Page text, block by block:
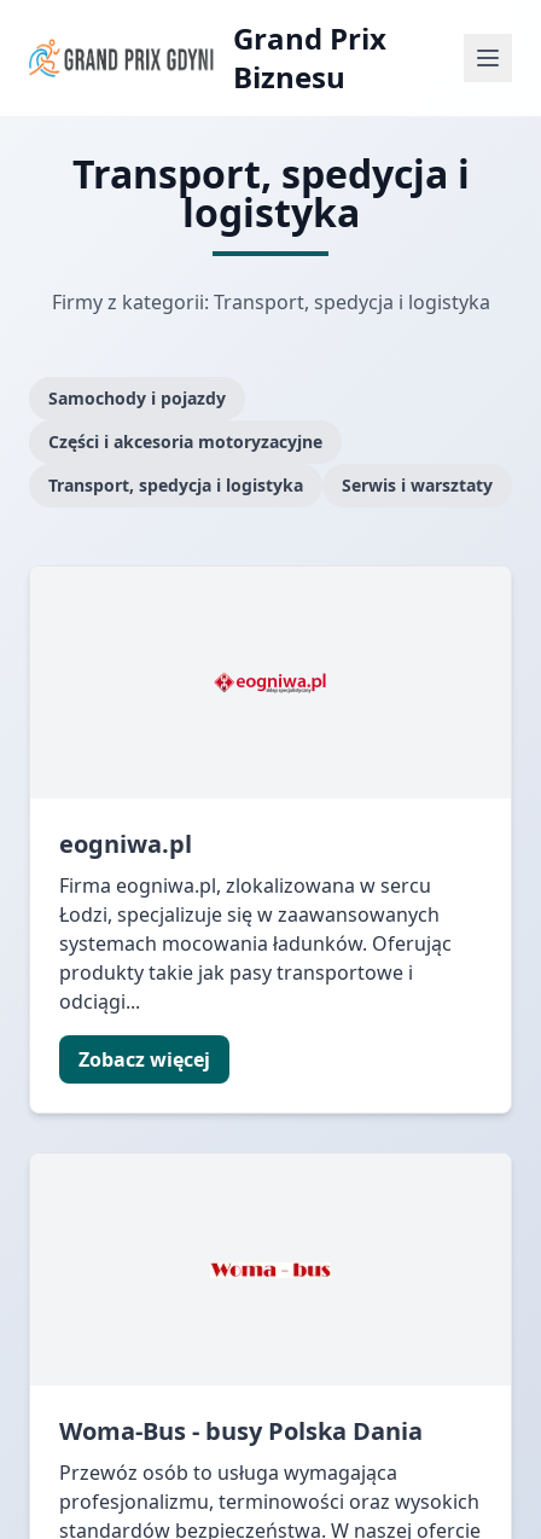
Grand Prix
Biznesu
Transport, spedycja i
logistyka
Firmy z kategorii: Transport, spedycja i logistyka
Samochody i pojazdy
Części i akcesoria motoryzacyjne
Transport, spedycja i logistyka
Serwis i warsztaty
eogniwa.pl
Firma eogniwa.pl, zlokalizowana w sercu
Łodzi, specjalizuje się w zaawansowanych
systemach mocowania ładunków. Oferując
produkty takie jak pasy transportowe i
odciągi...
Zobacz więcej
Woma-Bus - busy Polska Dania
Przewóz osób to usługa wymagająca
profesjonalizmu, terminowości oraz wysokich
standardów bezpieczeństwa. W naszej ofercie